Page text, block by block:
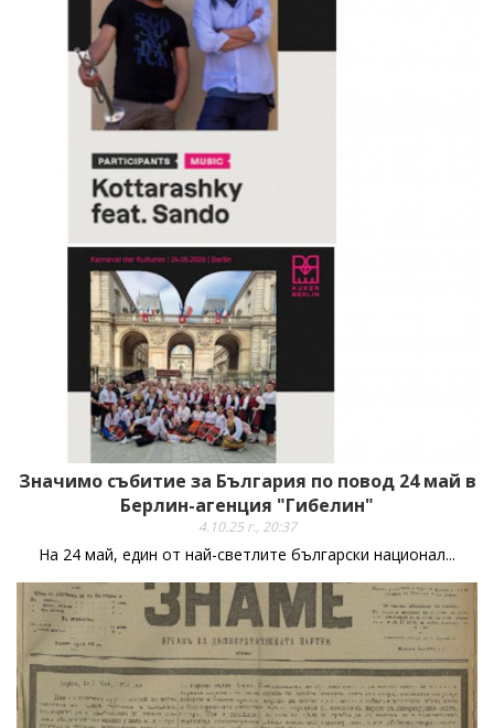
Значимо събитие за България по повод 24 май в
Берлин-агенция "Гибелин"
4.10.25 г., 20:37
На 24 май, един от най-светлите български национал...